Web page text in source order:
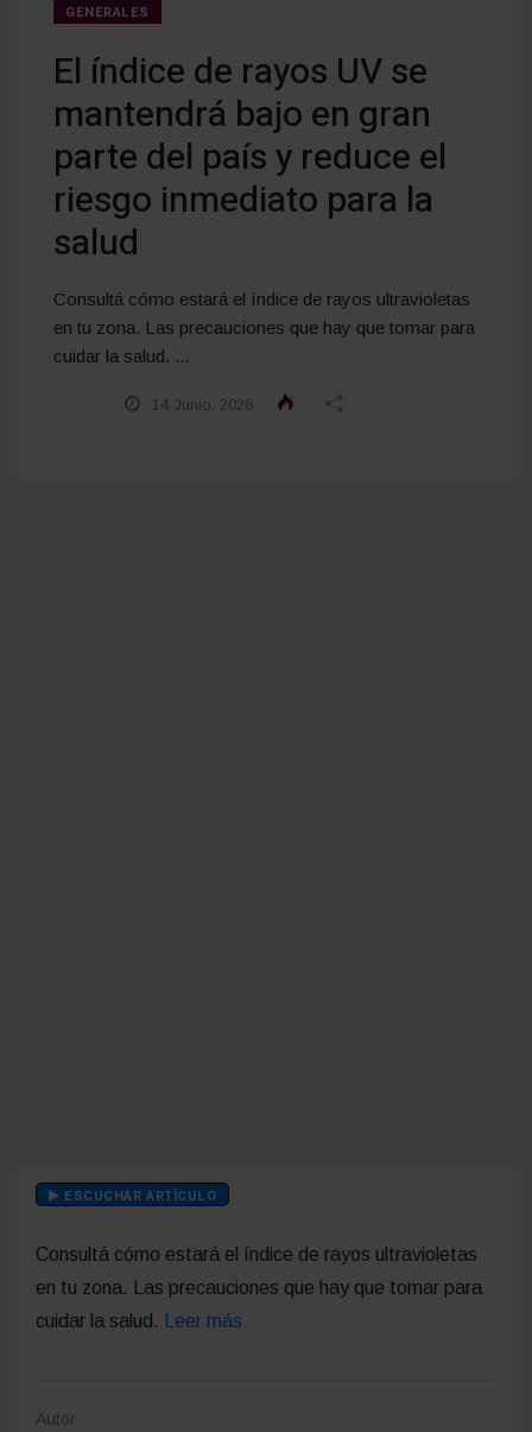
GENERALES
El índice de rayos UV se
mantendrá bajo en gran
parte del país y reduce el
riesgo inmediato para la
salud
Consultá cómo estará el índice de rayos ultravioletas
en tu zona. Las precauciones que hay que tomar para
cuidar la salud. ...
14 Junio, 2026
ESCUCHAR ARTÍCULO
Consultá cómo estará el índice de rayos ultravioletas
en tu zona. Las precauciones que hay que tomar para
cuidar la salud.
Leer más
Autor: